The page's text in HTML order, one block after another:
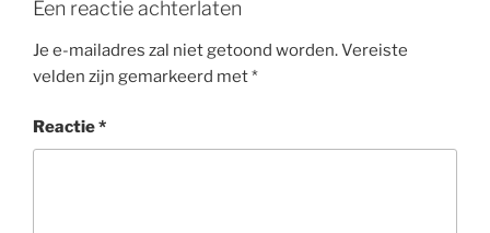
Een reactie achterlaten
Je e-mailadres zal niet getoond worden.Vereiste
velden zijn gemarkeerd met*
Reactie*